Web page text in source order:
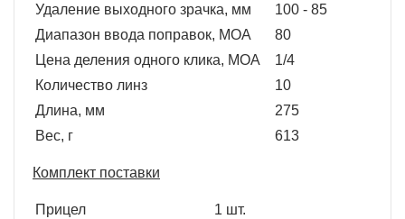
Удаление выходного зрачка, мм
100 - 85
Диапазон ввода поправок, МОА
80
Цена деления одного клика, МОА
1/4
Количество линз
10
Длина, мм
275
Вес, г
613
Комплект поставки
Прицел
1 шт.